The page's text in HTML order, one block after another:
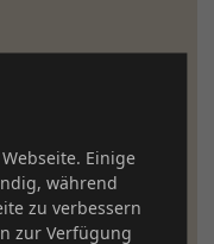
Einige
während
zu verbessern
zur Verfügung